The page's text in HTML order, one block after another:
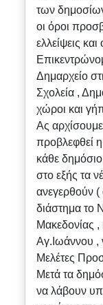
των
οι όροι
ελλείψεις και
Δημαρχείο
Σχολεία ,
χώροι και
Ας
προβλεφθεί
κάθε δημόσιο
στο εξής τα
ανεγερθούν
διάστημα το
Μακεδονίας ,
Αγ.Ιωάννου ,
Μελέτες
Μετά τα
να λάβουν